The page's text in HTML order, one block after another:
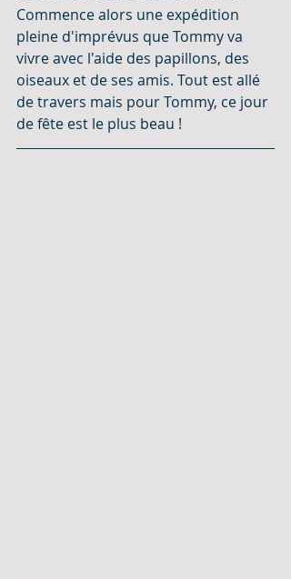
Commence alors une expédition
pleine d'imprévus que Tommy va
vivre avec l'aide des papillons, des
oiseaux et de ses amis. Tout est allé
de travers mais pour Tommy, ce jour
de fête est le plus beau !